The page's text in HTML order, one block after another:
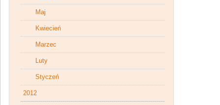
Maj
Kwiecień
Marzec
Luty
Styczeń
2012